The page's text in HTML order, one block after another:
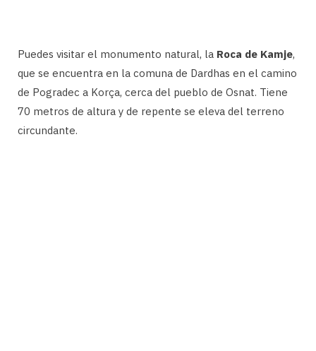
Puedes visitar el monumento natural, la Roca de Kamje,
que se encuentra en la comuna de Dardhas en el camino
de Pogradec a Korça, cerca del pueblo de Osnat. Tiene
70 metros de altura y de repente se eleva del terreno
circundante.